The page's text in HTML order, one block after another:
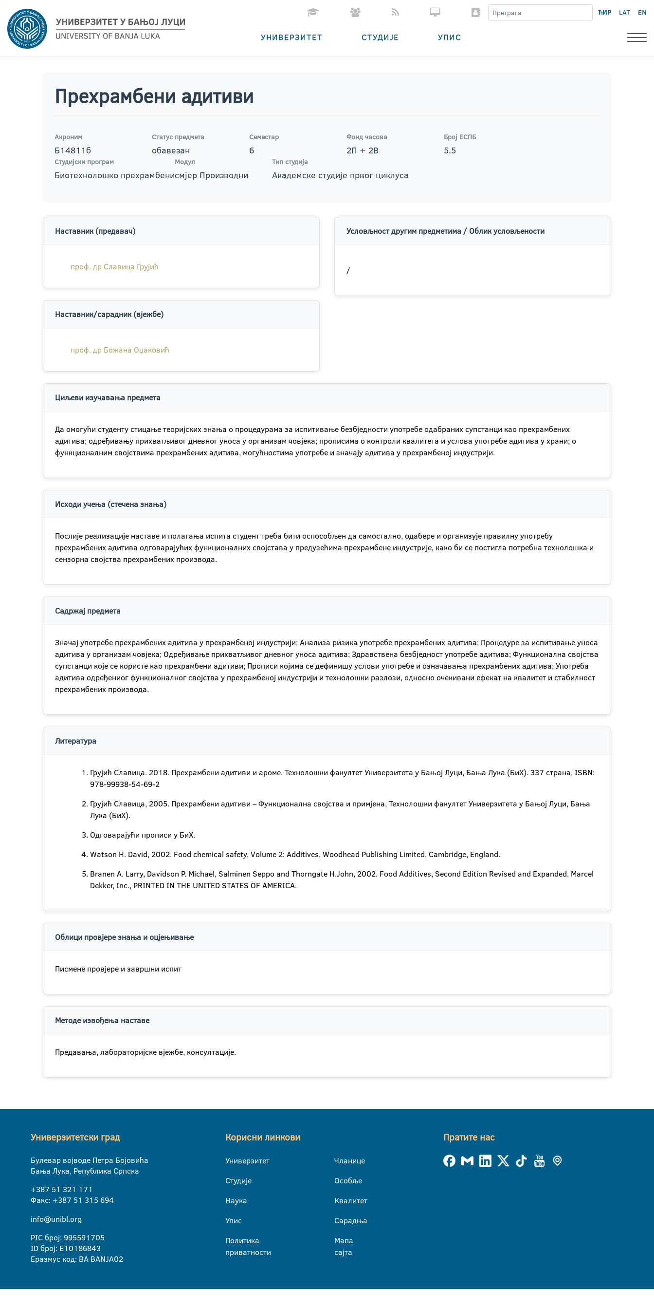
ЋИР LAT EN
УНИВЕРЗИТЕТ СТУДИЈЕ УПИС
Прехрамбени адитиви
Акроним
Б14811б
Статус предмета
обавезан
Семестар
6
Фонд часова
2П + 2В
Број ЕСПБ
5.5
Студијски програм
Биотехнолошко прехрамбени
Модул
смјер Производни
Тип студија
Академске студије првог циклуса
Наставник (предавач)
проф. др Славица Грујић
Наставник/сарадник (вјежбе)
проф. др Божана Оџаковић
Условљност другим предметима / Облик условљености
/
Циљеви изучавања предмета
Да омогући студенту стицање теоријских знања о процедурама за испитивање безбједности употребе одабраних супстанци као прехрамбених
адитива; одређивању прихватљивог дневног уноса у организам човјека; прописима о контроли квалитета и услова употребе адитива у храни; о
функционалним својствима прехрамбених адитива, могућностима употребе и значају адитива у прехрамбеној индустрији.
Исходи учења (стечена знања)
Послије реализације наставе и полагања испита студент треба бити оспособљен да самостално, одабере и организује правилну употребу
прехрамбених адитива одговарајућих функционалних својстава у предузећима прехрамбене индустрије, како би се постигла потребна технолошка и
сензорна својства прехрамбених производа.
Садржај предмета
Значај употребе прехрамбених адитива у прехрамбеној индустрији; Анализа ризика употребе прехрамбених адитива; Процедуре за испитивање уноса
адитива у организам човјека; Одређивање прихватљивог дневног уноса адитива; Здравствена безбједност употребе адитива; Функционална својства
супстанци које се користе као прехрамбени адитиви; Прописи којима се дефинишу услови употребе и означавања прехрамбених адитива; Употреба
адитива одређениог функционалног својства у прехрамбеној индустрији и технолошки разлози, односно очекивани ефекат на квалитет и стабилност
прехрамбених производа.
Литература
Грујић Славица. 2018. Прехрамбени адитиви и ароме. Технолошки факултет Универзитета у Бањој Луци, Бања Лука (БиХ). 337 страна, ISBN:
978-99938-54-69-2
Грујић Славица, 2005. Прехрамбени адитиви – Функционална својства и примјена, Технолошки факултет Универзитета у Бањој Луци, Бања
Лука (БиХ).
Одговарајући прописи у БиХ.
Watson H. David, 2002. Food chemical safety, Volume 2: Additives, Woodhead Publishing Limited, Cambridge, England.
Branen A. Larry, Davidson P. Michael, Salminen Seppo and Thorngate H.John, 2002. Food Additives, Second Edition Revised and Expanded, Marcel
Dekker, Inc., PRINTED IN THE UNITED STATES OF AMERICA.
Облици провјере знања и оцјењивање
Писмене провјере и завршни испит
Методе извођења наставе
Предавања, лабораторијске вјежбе, консултације.
Универзитетски град
Булевар војводе Петра Бојовића
Бања Лука, Република Српска
+387 51 321 171
Факс: +387 51 315 694
info@unibl.org
PIC број: 995591705
ID број: E10186843
Еразмус код: BA BANJA02
Корисни линкови
Универзитет
Студије
Наука
Упис
Политика
приватности
Чланице
Особље
Квалитет
Сарадња
Мапа
сајта
Пратите нас